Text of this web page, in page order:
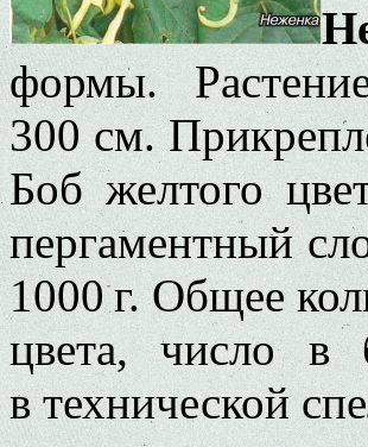
формы.
300 см.
Боб желтого
пергаментный
1000 г. Общее
цвета, число в
в технической